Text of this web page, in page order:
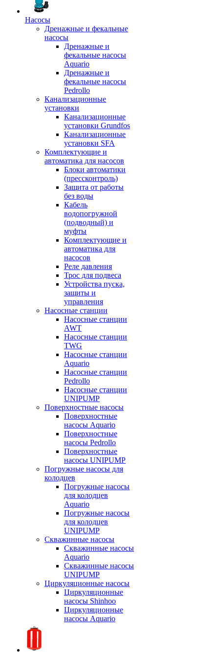
Насосы
Дренажные и фекальные
насосы
Дренажные и
фекальные насосы
Aquario
Дренажные и
фекальные насосы
Pedrollo
Канализационные
установки
Канализационные
установки Grundfos
Канализационные
установки SFA
Комплектующие и
автоматика для насосов
Блоки автоматики
(прессконтроль)
Защита от работы
без воды
Кабель
водопогружной
(подводный) и
муфты
Комплектующие и
автоматика для
насосов
Реле давления
Трос для подвеса
Устройства пуска,
защиты и
управления
Насосные станции
Насосные станции
AWT
Насосные станции
TWG
Насосные станции
Aquario
Насосные станции
Pedrollo
Насосные станции
UNIPUMP
Поверхностные насосы
Поверхностные
насосы Aquario
Поверхностные
насосы Pedrollo
Поверхностные
насосы UNIPUMP
Погружные насосы для
колодцев
Погружные насосы
для колодцев
Aquario
Погружные насосы
для колодцев
UNIPUMP
Скважинные насосы
Скважинные насосы
Aquario
Скважинные насосы
UNIPUMP
Циркуляционные насосы
Циркуляционные
насосы Shinhoo
Циркуляционные
насосы Aquario